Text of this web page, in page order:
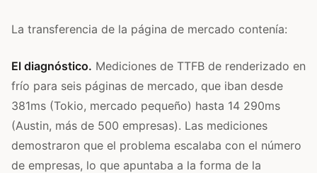
La transferencia de la página de mercado contenía:
El diagnóstico. Mediciones de TTFB de renderizado en
frío para seis páginas de mercado, que iban desde
381ms (Tokio, mercado pequeño) hasta 14 290ms
(Austin, más de 500 empresas). Las mediciones
demostraron que el problema escalaba con el número
de empresas, lo que apuntaba a la forma de la